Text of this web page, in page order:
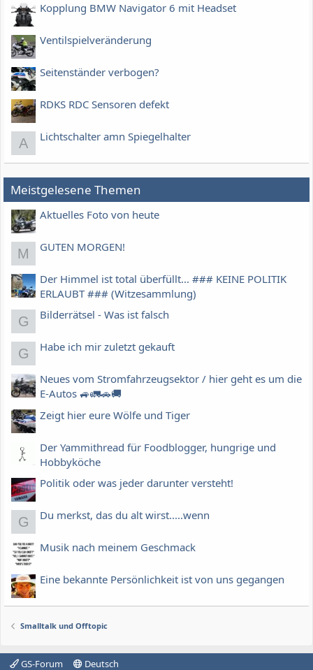
Kopplung BMW Navigator 6 mit Headset
Ventilspielveränderung
Seitenständer verbogen?
RDKS RDC Sensoren defekt
A Lichtschalter amn Spiegelhalter
Meistgelesene Themen
Aktuelles Foto von heute
M GUTEN MORGEN!
Der Himmel ist total überfüllt... ### KEINE POLITIK
ERLAUBT ### (Witzesammlung)
G Bilderrätsel - Was ist falsch
G Habe ich mir zuletzt gekauft
Neues vom Stromfahrzeugsektor / hier geht es um die
E-Autos 🚙🚛🚗🚚
Zeigt hier eure Wölfe und Tiger
Der Yammithread für Foodblogger, hungrige und
Hobbyköche
Politik oder was jeder darunter versteht!
G Du merkst, das du alt wirst.....wenn
Musik nach meinem Geschmack
Eine bekannte Persönlichkeit ist von uns gegangen
Smalltalk und Offtopic
GS-Forum Deutsch